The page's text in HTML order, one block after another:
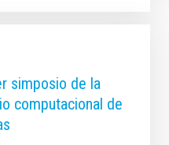
simposio de la
computacional de